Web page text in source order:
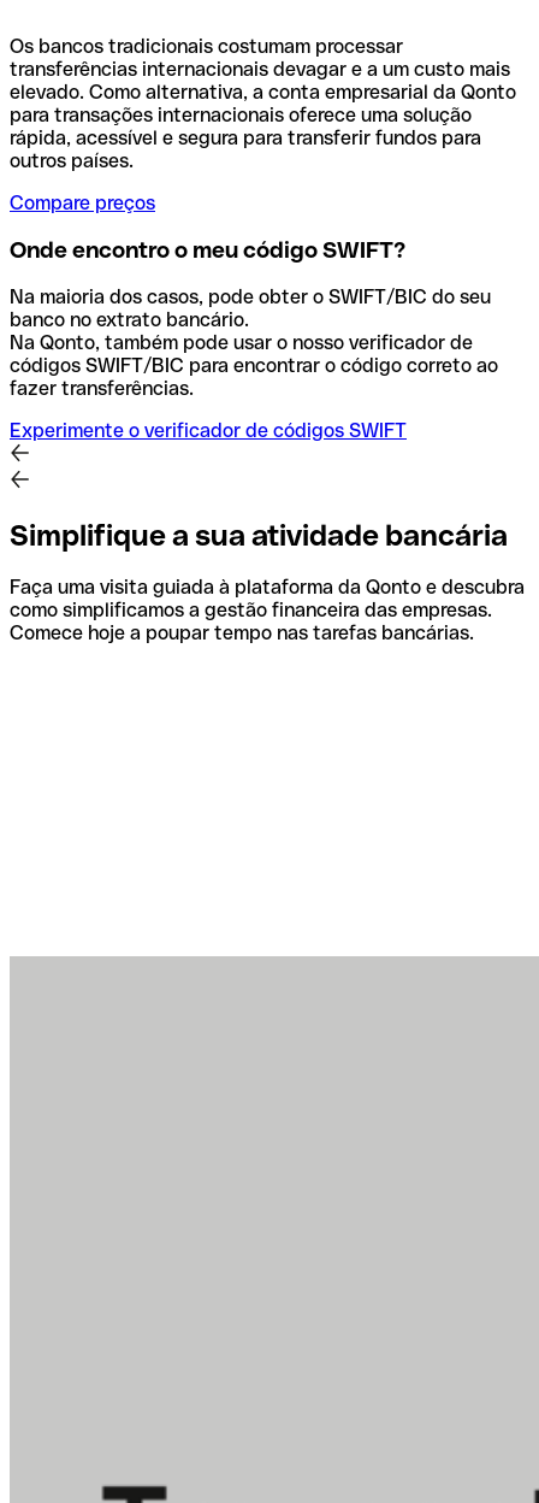
Os bancos tradicionais costumam processar
transferências internacionais devagar e a um custo mais
elevado. Como alternativa, a conta empresarial da Qonto
para transações internacionais oferece uma solução
rápida, acessível e segura para transferir fundos para
outros países.
Compare preços
Onde encontro o meu código SWIFT?
Na maioria dos casos, pode obter o SWIFT/BIC do seu
banco no extrato bancário.
Na Qonto, também pode usar o nosso verificador de
códigos SWIFT/BIC para encontrar o código correto ao
fazer transferências.
Experimente o verificador de códigos SWIFT
Simplifique a sua atividade bancária
Faça uma visita guiada à plataforma da Qonto e descubra
como simplificamos a gestão financeira das empresas.
Comece hoje a poupar tempo nas tarefas bancárias.